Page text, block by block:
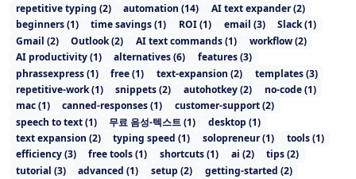
repetitive typing (2) automation (14) AI text expander(2)
beginners(1) time savings(1) ROI(1) email (3) Slack(1)
Gmail (2) Outlook(2) AI text commands(1) workflow(2)
AI productivity(1) alternatives(6) features(3)
phrassexpress(1) free(1) text-expansion (2) templates(3)
repetitive-work(1) snippets(2) autohotkey(2) no-code(1)
mac(1) canned-responses(1) customer-support(2)
speech to text(1) 무료 음성-텍스트(1) desktop (1)
text expansion (2) typing speed (1) solopreneur(1) tools(1)
efficiency(3) free tools(1) shortcuts(1) ai (2) tips(2)
tutorial (3) advanced (1) setup (2) getting-started (2)